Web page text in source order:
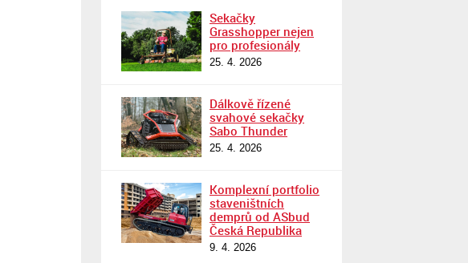
Sekačky
Grasshopper nejen
pro profesionály
25. 4. 2026
Dálkově řízené
svahové sekačky
Sabo Thunder
25. 4. 2026
Komplexní portfolio
staveništních
demprů od ASbud
Česká Republika
9. 4. 2026